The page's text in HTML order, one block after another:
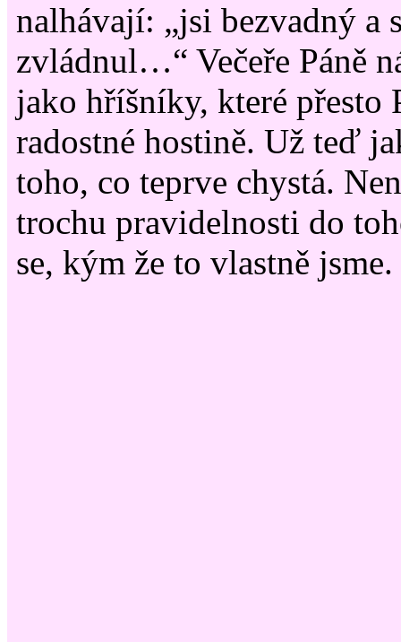
nalhávají: „jsi bezvadný a
zvládnul…“ Večeře Páně
jako hříšníky, které přesto
radostné hostině. Už teď
toho, co teprve chystá.
trochu pravidelnosti do
se, kým že to vlastně jsme.